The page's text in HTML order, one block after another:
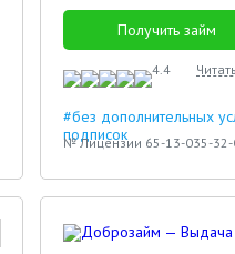
Получить займ
4.4
#без дополнительных
подписок
№ Лицензии 65-13-035-32-